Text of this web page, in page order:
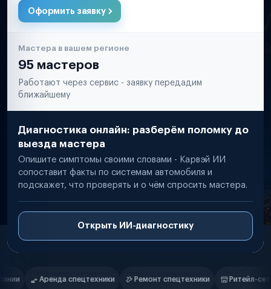
Оформить заявку
Мастера в вашем регионе
95 мастеров
Работают через сервис - заявку передадим
ближайшему
Диагностика онлайн: разберём поломку до
выезда мастера
Опишите симптомы своими словами - Карвэй ИИ
сопоставит факты по системам автомобиля и
подскажет, что проверять и о чём спросить мастера.
Открыть ИИ-диагностику
Нам доверяют
Ремонт спецтехники Ритейл-сети Управляющие компании
Маркетплейсы